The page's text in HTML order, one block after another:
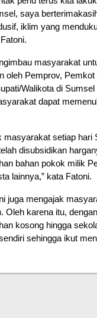
saya
iklim yang
masyarakat
oleh Pemprov,
Walikota di
dapat
masyarakat setiap
disubsidikan
bahan pokok milik
lainnya,” kata Fatoni.
juga mengajak
Oleh karena itu,
kosong hingga
sehingga ikut